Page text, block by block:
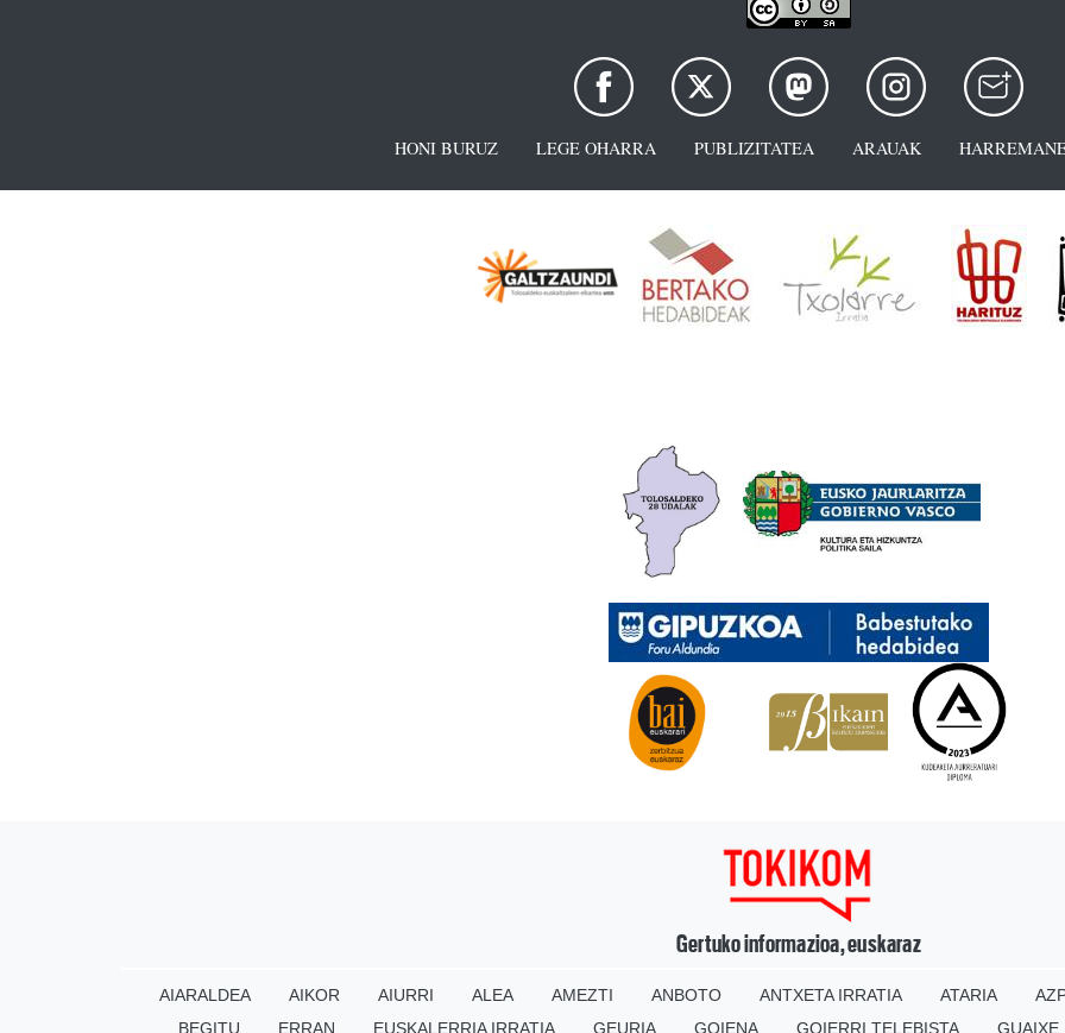
HONI BURUZ LEGE OHARRA PUBLIZITATEA ARAUAK
Gertuko informazioa, euskaraz
AIARALDEA AIKOR AIURRI ALEA AMEZTI ANBOTO ANTXETA IRRATIA ATARIA
BEGITU
ERRAN EUSKALERRIA IRRATIA GEURIA GOIENA GOIERRI TELEBISTA GUAIXE